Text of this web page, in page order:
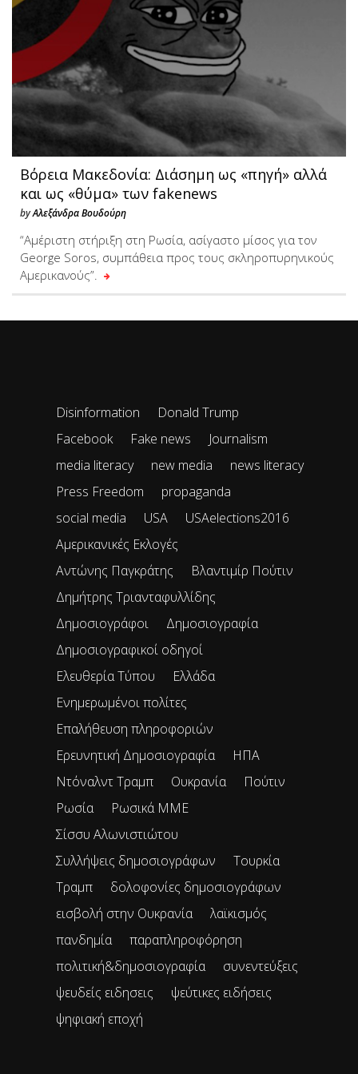
Βόρεια Μακεδονία: Διάσημη ως «πηγή» αλλά
και ως «θύμα» των fakenews
byΑλεξάνδρα Βουδούρη
“Aμέριστη στήριξη στη Ρωσία, ασίγαστο μίσος για τον
George Soros, συμπάθεια προς τους σκληροπυρηνικούς
Αμερικανούς”.
Disinformation
Donald Trump
Facebook
Fake news
Journalism
media literacy
new media
news literacy
Press Freedom
propaganda
social media
USA
USAelections2016
Αμερικανικές Εκλογές
Αντώνης Παγκράτης
Βλαντιμίρ Πούτιν
Δημήτρης Τριανταφυλλίδης
Δημοσιογράφοι
Δημοσιογραφία
Δημοσιογραφικοί οδηγοί
Ελευθερία Τύπου
Ελλάδα
Ενημερωμένοι πολίτες
Επαλήθευση πληροφοριών
Ερευνητική Δημοσιογραφία
ΗΠΑ
Ντόναλντ Τραμπ
Ουκρανία
Πούτιν
Ρωσία
Ρωσικά ΜΜΕ
Σίσσυ Αλωνιστιώτου
Συλλήψεις δημοσιογράφων
Τουρκία
Τραμπ
δολοφονίες δημοσιογράφων
εισβολή στην Ουκρανία
λαϊκισμός
πανδημία
παραπληροφόρηση
πολιτική&δημοσιογραφία
συνεντεύξεις
ψευδείς ειδησεις
ψεύτικες ειδήσεις
ψηφιακή εποχή